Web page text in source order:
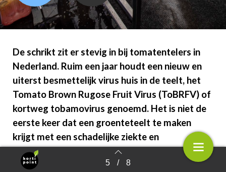
Terug naar overzicht 5 / 8
De schrikt zit er stevig in bij tomatentelers in
Nederland. Ruim een jaar houdt een nieuw en
uiterst besmettelijk virus huis in de teelt, het
Tomato Brown Rugose Fruit Virus (ToBRFV) of
kortweg tobamovirus genoemd. Het is niet de
eerste keer dat een groenteteelt te maken
krijgt met een schadelijke ziekte en
hygiënemaatregelen zijn er op veel bedrijven en
in verschillende teelten nu heel gewoon. Zo ook